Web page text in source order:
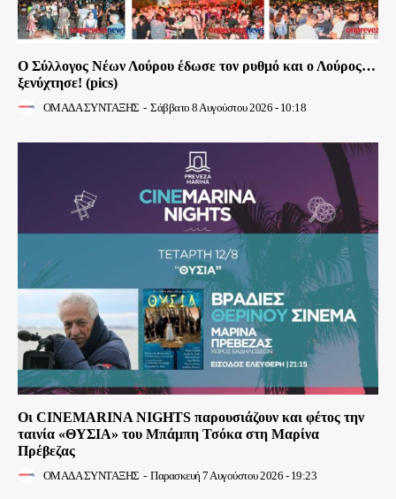
Ο Σύλλογος Νέων Λούρου έδωσε τον ρυθμό και ο Λούρος…
ξενύχτησε! (pics)
ΟΜΑΔΑ ΣΥΝΤΑΞΗΣ - Σάββατο 8 Αυγούστου 2026 - 10:18
Οι CINEMARINA NIGHTS παρουσιάζουν και φέτος την
ταινία «ΘΥΣΙΑ» του Μπάμπη Τσόκα στη Μαρίνα
Πρέβεζας
ΟΜΑΔΑ ΣΥΝΤΑΞΗΣ - Παρασκευή 7 Αυγούστου 2026 - 19:23